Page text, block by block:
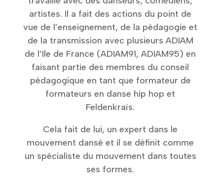
artistes. Il a fait des actions du point de
vue de l’enseignement, de la pédagogie et
de la transmission avec plusieurs ADIAM
de l’Ile de France (ADIAM91, ADIAM95) en
faisant partie des membres du conseil
pédagogique en tant que formateur de
formateurs en danse hip hop et
Feldenkraïs.
Cela fait de lui, un expert dans le
mouvement dansé et il se définit comme
un spécialiste du mouvement dans toutes
ses formes.